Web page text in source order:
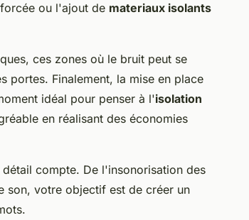
ou l'ajout de materiaux isolants
ces zones où le bruit peut se
portes. Finalement, la mise en place
idéal pour penser à l'isolation
en réalisant des économies
détail compte. De l'insonorisation des
son, votre objectif est de créer un